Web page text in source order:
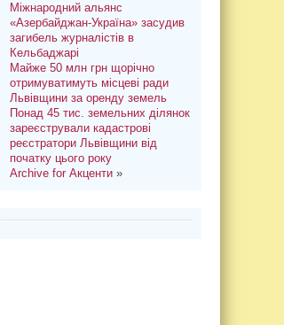
Міжнародний альянс
«Азербайджан-Україна» засудив
загибель журналістів в
Кельбаджарі
Майже 50 млн грн щорічно
отримуватимуть місцеві ради
Львівщини за оренду земель
Понад 45 тис. земельних ділянок
зареєстрували кадастрові
реєстратори Львівщини від
початку цього року
Archive for Акценти»